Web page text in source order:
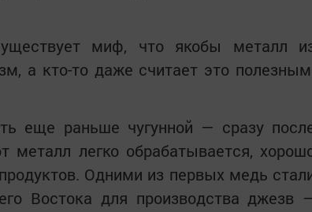
миф, что якобы металл
а кто-то даже считает это
еще раньше чугунной — сразу
металл легко обрабатывается,
Одними из первых медь
Востока для производства джезв